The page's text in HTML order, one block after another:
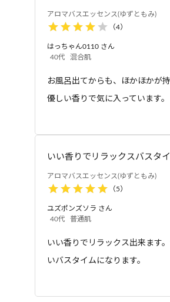
アロマバスエッセンス(ゆずともみ)
（4）
はっちゃん0110 さん
40代
混合肌
お風呂出てからも、ほかほかが持
優しい香りで気に入っています。
いい香りでリラックスバスタ
アロマバスエッセンス(ゆずともみ)
（5）
ユズポンズソラ さん
40代
普通肌
いい香りでリラックス出来ます
いバスタイムになります。